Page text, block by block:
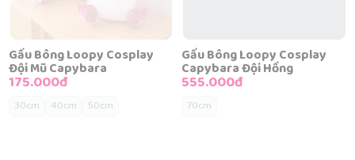
Gấu Bông Loopy Cosplay
Đội Mũ Capybara
175.000đ
30cm 40cm 50cm
Gấu Bông Loopy Cosplay
Capybara Đội Hồng
555.000đ
70cm